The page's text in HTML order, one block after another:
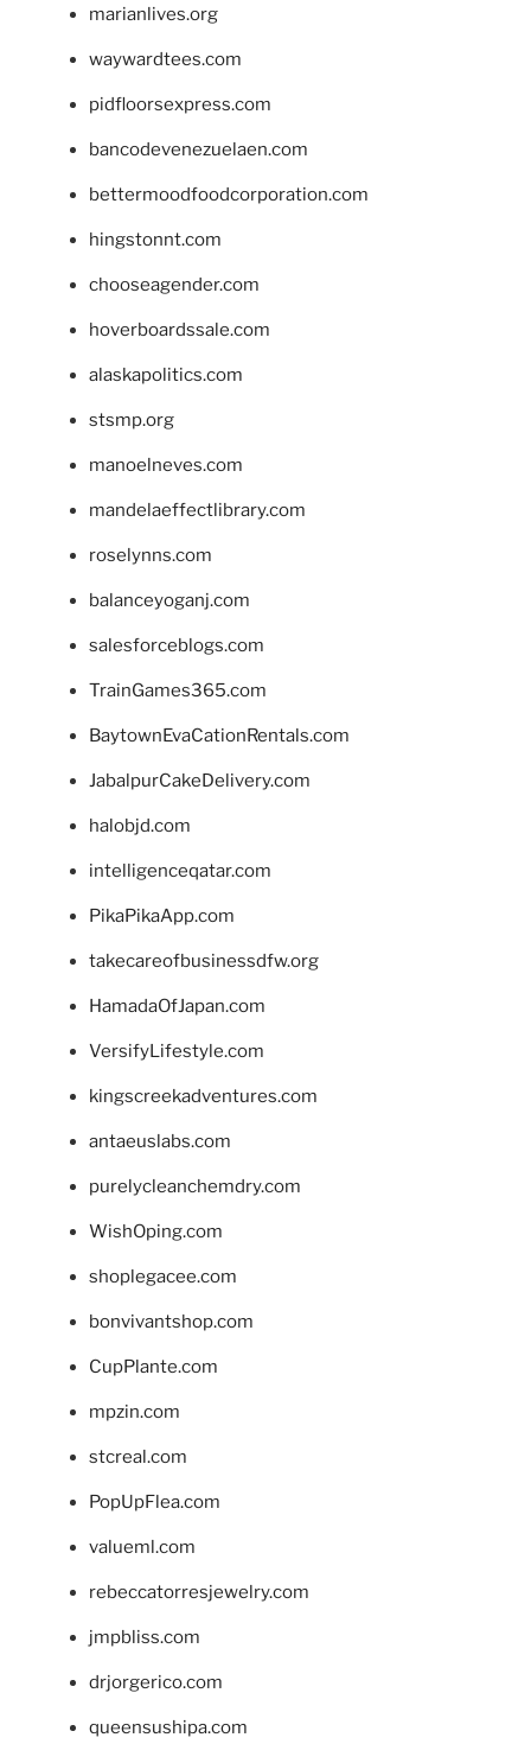
marianlives.org
waywardtees.com
pidfloorsexpress.com
bancodevenezuelaen.com
bettermoodfoodcorporation.com
hingstonnt.com
chooseagender.com
hoverboardssale.com
alaskapolitics.com
stsmp.org
manoelneves.com
mandelaeffectlibrary.com
roselynns.com
balanceyoganj.com
salesforceblogs.com
TrainGames365.com
BaytownEvaCationRentals.com
JabalpurCakeDelivery.com
halobjd.com
intelligenceqatar.com
PikaPikaApp.com
takecareofbusinessdfw.org
HamadaOfJapan.com
VersifyLifestyle.com
kingscreekadventures.com
antaeuslabs.com
purelycleanchemdry.com
WishOping.com
shoplegacee.com
bonvivantshop.com
CupPlante.com
mpzin.com
stcreal.com
PopUpFlea.com
valueml.com
rebeccatorresjewelry.com
jmpbliss.com
drjorgerico.com
queensushipa.com